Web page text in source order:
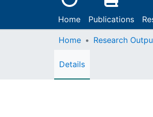
Home Publications
Home Research
Details